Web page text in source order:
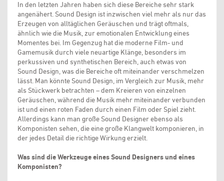
In den letzten Jahren haben sich diese Bereiche sehr stark
angenähert. Sound Design ist inzwischen viel mehr als nur das
Erzeugen von alltäglichen Geräuschen und trägt oftmals,
ähnlich wie die Musik, zur emotionalen Entwicklung eines
Momentes bei. Im Gegenzug hat die moderne Film- und
Gamemusik durch viele neuartige Klänge, besonders im
perkussiven und synthetischen Bereich, auch etwas von
Sound Design, was die Bereiche oft miteinander verschmelzen
lässt. Man könnte Sound Design, im Vergleich zur Musik, mehr
als Stückwerk betrachten – dem Kreieren von einzelnen
Geräuschen, während die Musik mehr miteinander verbunden
ist und einen roten Faden durch einen Film oder Spiel zieht.
Allerdings kann man große Sound Designer ebenso als
Komponisten sehen, die eine große Klangwelt komponieren, in
der jedes Detail die richtige Wirkung erzielt.
Was sind die Werkzeuge eines Sound Designers und eines
Komponisten?